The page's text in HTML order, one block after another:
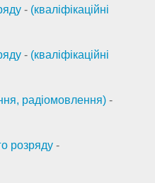
- (кваліфікаційні
- (кваліфікаційні
радіомовлення) -
розряду -